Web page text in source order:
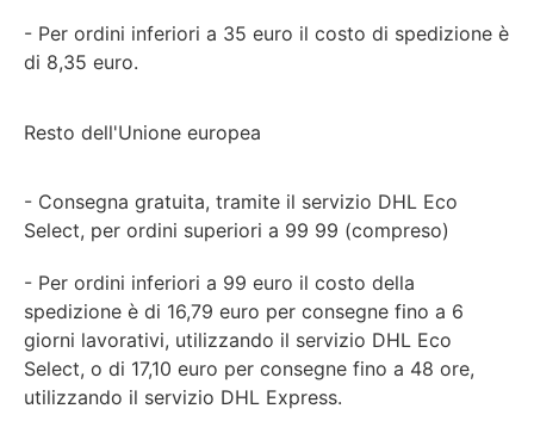
- Per ordini inferiori a 35 euro il costo di spedizione è
di 8,35 euro.
Resto dell'Unione europea
- Consegna gratuita, tramite il servizio DHL Eco
Select, per ordini superiori a 99 99 (compreso)
- Per ordini inferiori a 99 euro il costo della
spedizione è di 16,79 euro per consegne fino a 6
giorni lavorativi, utilizzando il servizio DHL Eco
Select, o di 17,10 euro per consegne fino a 48 ore,
utilizzando il servizio DHL Express.